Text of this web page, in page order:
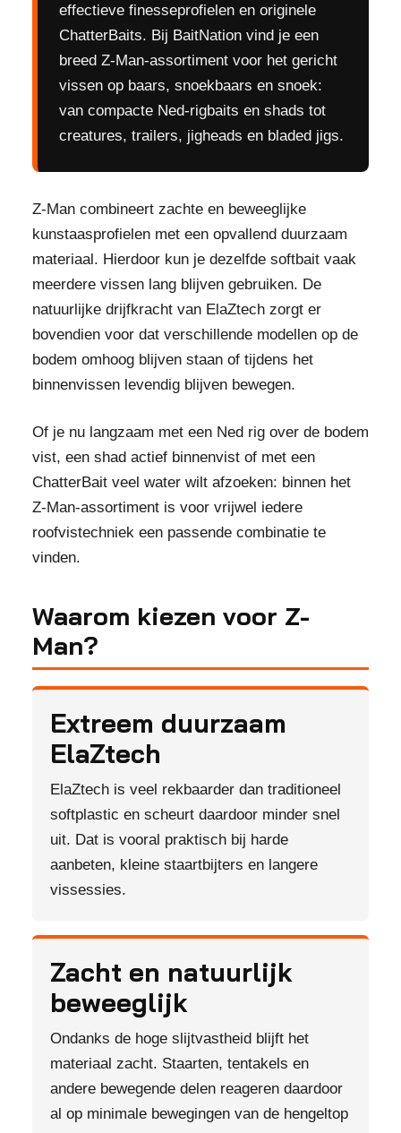
effectieve finesseprofielen en originele
ChatterBaits. Bij BaitNation vind je een
breed Z-Man-assortiment voor het gericht
vissen op baars, snoekbaars en snoek:
van compacte Ned-rigbaits en shads tot
creatures, trailers, jigheads en bladed jigs.
Z-Man combineert zachte en beweeglijke
kunstaasprofielen met een opvallend duurzaam
materiaal. Hierdoor kun je dezelfde softbait vaak
meerdere vissen lang blijven gebruiken. De
natuurlijke drijfkracht van ElaZtech zorgt er
bovendien voor dat verschillende modellen op de
bodem omhoog blijven staan of tijdens het
binnenvissen levendig blijven bewegen.
Of je nu langzaam met een Ned rig over de bodem
vist, een shad actief binnenvist of met een
ChatterBait veel water wilt afzoeken: binnen het
Z-Man-assortiment is voor vrijwel iedere
roofvistechniek een passende combinatie te
vinden.
Waarom kiezen voor Z-
Man?
Extreem duurzaam
ElaZtech
ElaZtech is veel rekbaarder dan traditioneel
softplastic en scheurt daardoor minder snel
uit. Dat is vooral praktisch bij harde
aanbeten, kleine staartbijters en langere
vissessies.
Zacht en natuurlijk
beweeglijk
Ondanks de hoge slijtvastheid blijft het
materiaal zacht. Staarten, tentakels en
andere bewegende delen reageren daardoor
al op minimale bewegingen van de hengeltop